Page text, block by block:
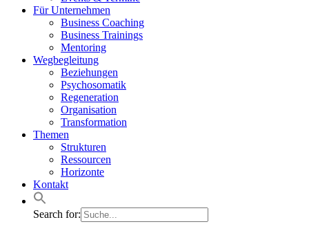
Für Unternehmen
Business Coaching
Business Trainings
Mentoring
Wegbegleitung
Beziehungen
Psychosomatik
Regeneration
Organisation
Transformation
Themen
Strukturen
Ressourcen
Horizonte
Kontakt
Search for: